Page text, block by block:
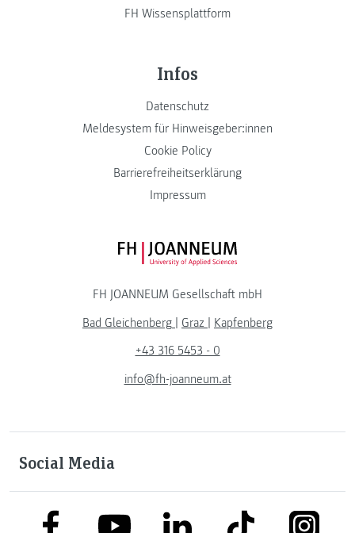
FH Wissensplattform
Infos
Datenschutz
Meldesystem für Hinweisgeber:innen
Cookie Policy
Barrierefreiheitserklärung
Impressum
FH JOANNEUM Logo
FH JOANNEUM Gesellschaft mbH
Bad Gleichenberg | Graz | Kapfenberg
+43 316 5453 - 0
info@fh-joanneum.at
Social Media
link to facebooklink to youtubelink to linkedinlink to tiktok link to